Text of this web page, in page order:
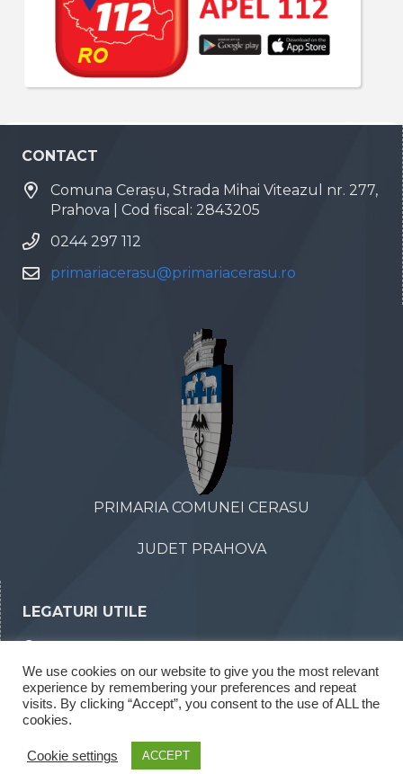
CONTACT
Comuna Cerașu, Strada Mihai Viteazul nr. 277,
Prahova | Cod fiscal: 2843205
0244 297 112
primariacerasu@primariacerasu.ro
PRIMARIA COMUNEI CERASU
JUDET PRAHOVA
LEGATURI UTILE
Declaratii de interese
Rapoarte legea 52/2003
We use cookies on our website to give you the most relevant
experience by remembering your preferences and repeat
visits. By clicking “Accept”, you consent to the use of ALL the
cookies.
Cookie settings ACCEPT